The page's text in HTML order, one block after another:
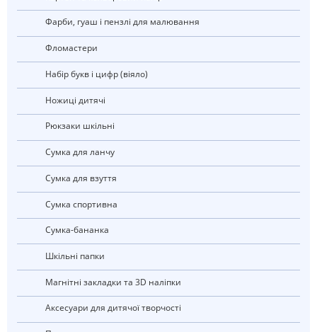
Фарби, гуаш і пензлі для малювання
Фломастери
Набір букв і цифр (віяло)
Ножиці дитячі
рюкзаки шкільні
Сумка для ланчу
Сумка для взуття
Сумка спортивна
Сумка-бананка
Шкільні папки
Магнітні закладки та 3D наліпки
Аксесуари для дитячої творчості